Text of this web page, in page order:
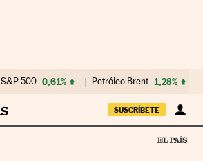
S&P 500 0,61% Petróleo Brent 1,28%
SUSCRÍBETE